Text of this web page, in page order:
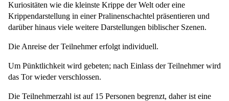
Kuriositäten wie die kleinste Krippe der Welt oder eine
Krippendarstellung in einer Pralinenschachtel präsentieren und
darüber hinaus viele weitere Darstellungen biblischer Szenen.
Die Anreise der Teilnehmer erfolgt individuell.
Um Pünktlichkeit wird gebeten; nach Einlass der Teilnehmer wird
das Tor wieder verschlossen.
Die Teilnehmerzahl ist auf 15 Personen begrenzt, daher ist eine